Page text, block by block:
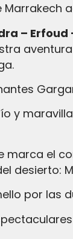
–
y
el
desierto:
por las